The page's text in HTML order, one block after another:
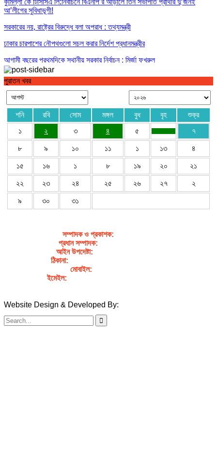
আ’লীগের সুবিধাভূগী!
সরকারের নয়, রাষ্ট্রের বিরুদ্ধে বলা অপরাধ : তথ্যমন্ত্রী
ঢাকার চারপাশের নৌপথগুলো সচল করার নির্দেশ প্রধানমন্ত্রীর
আগামী বছরের প্রথমদিকে স্থানীয় সরকার নির্বাচন : মির্জা ফখরুল
পুরাতন খবর
শনি রবি সোম মঙ্গল বুধ বৃহ
শুক্র
১
২ ৩ ৪ ৫ ৭
৮ ৯ ১০ ১১ ১ ১৩ ৪
১৫ ১৬ ১ ৮ ১৯ ২০ ২১
২২ ২৩ ২৪ ২৫ ২৬ ২৭ ২
৯ ৩০ ৩১
সম্পাদক ও প্রকাশক:
প্রধান সম্পাদক:
আইন উপদেষ্টা:
ঠিকানা:
মোবাইল:
ইমেইল:
Website Design & Developed By: